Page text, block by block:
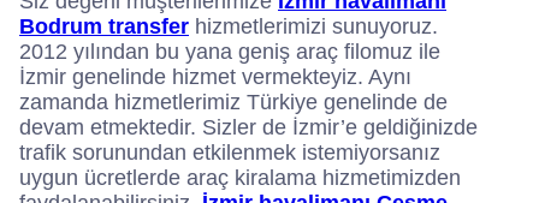
Bodrum transfer hizmetlerimizi sunuyoruz.
2012 yılından bu yana geniş araç filomuz ile
İzmir genelinde hizmet vermekteyiz. Aynı
zamanda hizmetlerimiz Türkiye genelinde de
devam etmektedir. Sizler de İzmir’e geldiğinizde
trafik sorunundan etkilenmek istemiyorsanız
uygun ücretlerde araç kiralama hizmetimizden